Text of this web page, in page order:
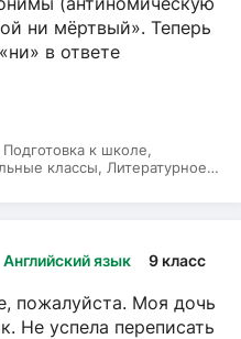
ни мёртвый». Теперь
в ответе
к школе,
классы, Литературное
Английский язык 9 класс
пожалуйста. Моя дочь
Не успела переписать